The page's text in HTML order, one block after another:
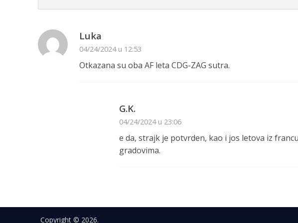
Luka
04/24/2024 u 12:53
Otkazana su oba AF leta CDG-ZAG sutra.
G.K.
04/24/2024 u 23:06
e da, strajk je potvrden, kao i jos letova iz
gradovima.
Copyright © 2026.